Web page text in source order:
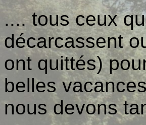
.... tous ceux
décarcassent
ont quittés)
belles
nous devons